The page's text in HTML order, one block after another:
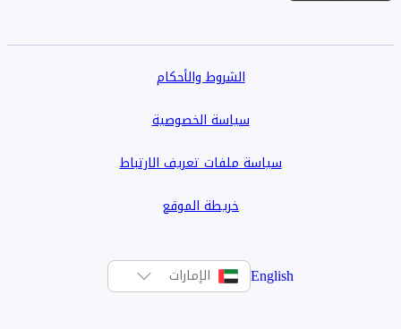
الشروط والأحكام
سياسة الخصوصية
سياسة ملفات تعريف الارتباط
خريطة الموقع
English الإمارات